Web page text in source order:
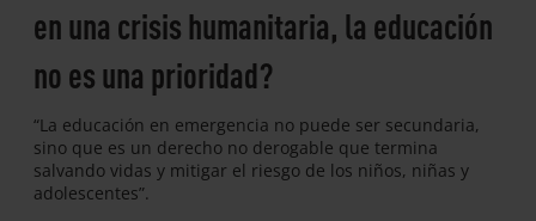
en una crisis humanitaria, la educación
no es una prioridad?
“La educación en emergencia no puede ser secundaria,
sino que es un derecho no derogable que termina
salvando vidas y mitigar el riesgo de los niños, niñas y
adolescentes”.